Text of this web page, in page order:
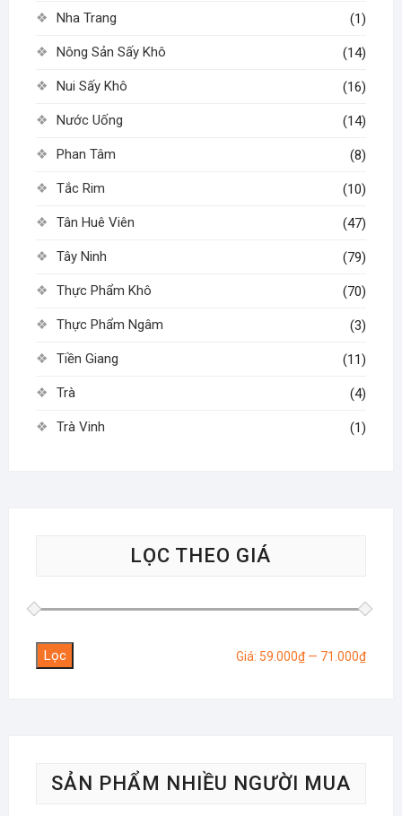
Nha Trang (1)
Nông Sản Sấy Khô (14)
Nui Sấy Khô (16)
Nước Uống (14)
Phan Tâm (8)
Tắc Rim (10)
Tân Huê Viên (47)
Tây Ninh (79)
Thực Phẩm Khô (70)
Thực Phẩm Ngâm (3)
Tiền Giang (11)
Trà (4)
Trà Vinh (1)
LỌC THEO GIÁ
Giá
Giá
Lọc Giá: 59.000₫ — 71.000₫
SẢN PHẨM NHIỀU NGƯỜI MUA